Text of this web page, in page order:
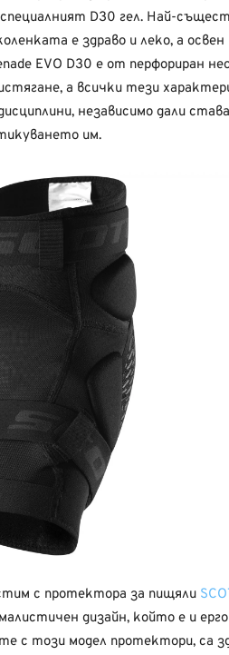
D30 гел. Най-
е здраво и леко, а
EVO D30 е от перфориран
а всички тези
независимо дали
им.
с протектора за пищяли
дизайн, който е и
с този модел протектори, са